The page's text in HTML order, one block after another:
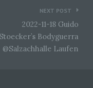
NEXT POST
2022-11-18 Guido
Stoecker’s Bodyguerra
@Salzachhalle Laufen
Verarbeitung
Mitgliedstaaten der